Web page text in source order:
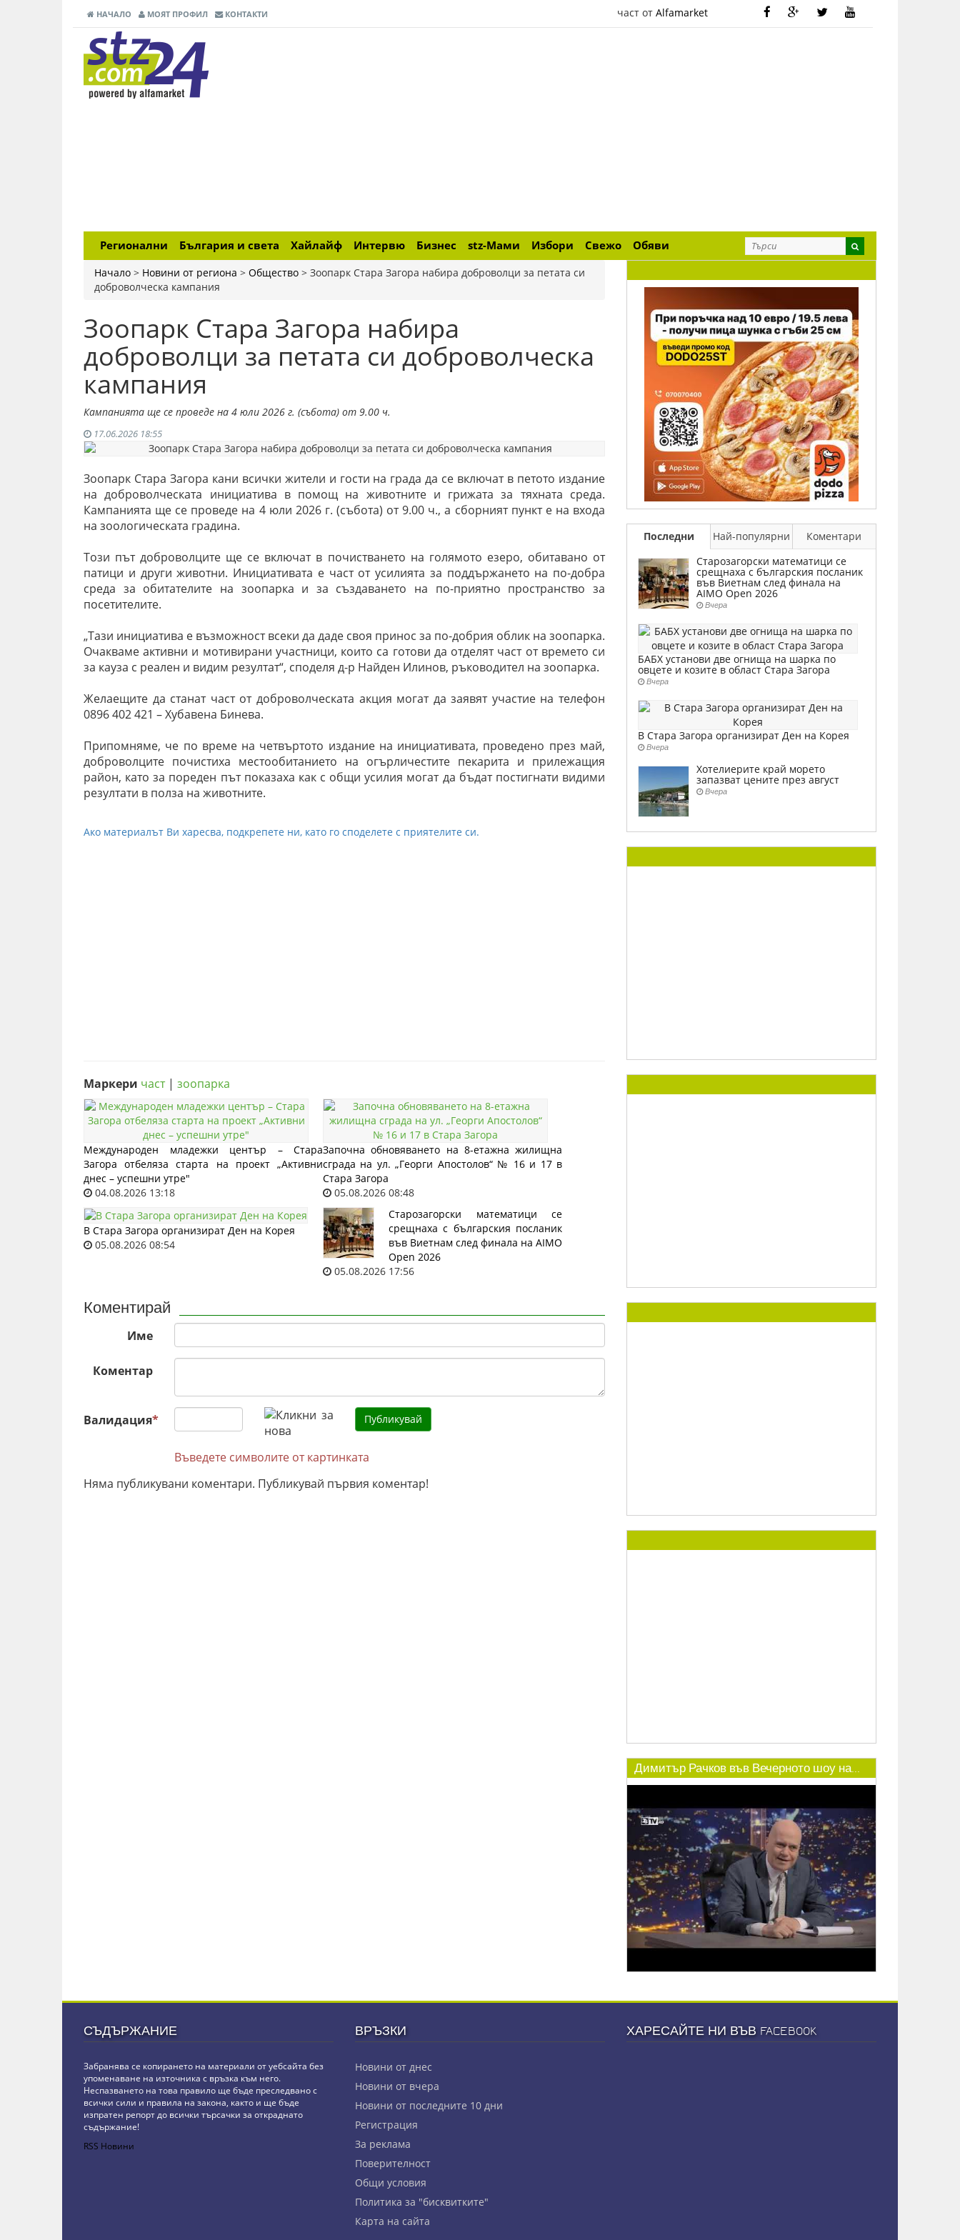
НАЧАЛО МОЯТ ПРОФИЛ КОНТАКТИ част от Alfamarket
Регионални България и света Хайлайф Интервю Бизнес stz-Мами Избори Свежо Обяви
Начало > Новини от региона > Общество > Зоопарк Стара Загора набира доброволци за петата си
доброволческа кампания
Зоопарк Стара Загора набира
доброволци за петата си доброволческа
кампания
Кампанията ще се проведе на 4 юли 2026 г. (събота) от 9.00 ч.
17.06.2026 18:55
Зоопарк Стара Загора кани всички жители и гости на града да се включат в петото издание
на доброволческата инициатива в помощ на животните и грижата за тяхната среда.
Кампанията ще се проведе на 4 юли 2026 г. (събота) от 9.00 ч., а сборният пункт е на входа
на зоологическата градина.
Този път доброволците ще се включат в почистването на голямото езеро, обитавано от
патици и други животни. Инициативата е част от усилията за поддържането на по-добра
среда за обитателите на зоопарка и за създаването на по-приятно пространство за
посетителите.
„Тази инициатива е възможност всеки да даде своя принос за по-добрия облик на зоопарка.
Очакваме активни и мотивирани участници, които са готови да отделят част от времето си
за кауза с реален и видим резултат“, споделя д-р Найден Илинов, ръководител на зоопарка.
Желаещите да станат част от доброволческата акция могат да заявят участие на телефон
0896 402 421 – Хубавена Бинева.
Припомняме, че по време на четвъртото издание на инициативата, проведено през май,
доброволците почистиха местообитанието на огърличестите пекарита и прилежащия
район, като за пореден път показаха как с общи усилия могат да бъдат постигнати видими
резултати в полза на животните.
Ако материалът Ви харесва, подкрепете ни, като го споделете с приятелите си.
Маркери част| зоопарка
Международен младежки център – Стара
Загора отбеляза старта на проект „Активни
днес – успешни утре"
04.08.2026 13:18
Започна обновяването на 8-етажна жилищна
сграда на ул. „Георги Апостолов“ № 16 и 17 в
Стара Загора
05.08.2026 08:48
В Стара Загора организират Ден на Корея
05.08.2026 08:54
Старозагорски математици се
срещнаха с българския посланик
във Виетнам след финала на AIMO
Open 2026
05.08.2026 17:56
Коментирай
Име
Коментар
Валидация*
Въведете символите от картинката
Няма публикувани коментари. Публикувай първия коментар!
Последни Най-популярни
Коментари
Старозагорски математици се
срещнаха с българския посланик
във Виетнам след финала на
AIMO Open 2026
Вчера
БАБХ установи две огнища на шарка по
овцете и козите в област Стара Загора
Вчера
В Стара Загора организират Ден на Корея
Вчера
Хотелиерите край морето
запазват цените през август
Вчера
Димитър Рачков във Вечерното шоу на...
СЪДЪРЖАНИЕ
Забранява се копирането на материали от уебсайта без
упоменаване на източника с връзка към него.
Неспазването на това правило ще бъде преследвано с
всички сили и правила на закона, както и ще бъде
изпратен репорт до всички търсачки за откраднато
съдържание!
RSS Новини
ВРЪЗКИ
Новини от днес
Новини от вчера
Новини от последните 10 дни
Регистрация
За реклама
Πoвepитeлнocт
Общи условия
Политика за "бисквитките"
Карта на сайта
ХАРЕСАЙТЕ НИ ВЪВ FACEBOOK